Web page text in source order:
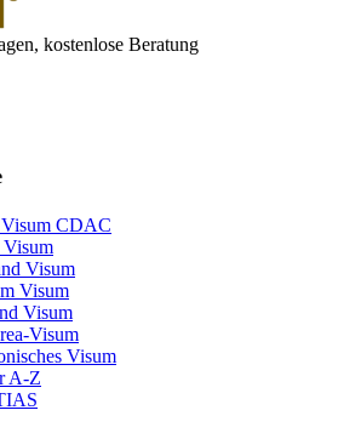
kostenlose Beratung
CDAC
Visum
Visum
Visum
Visum
Visum
A-Z